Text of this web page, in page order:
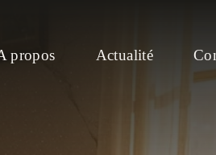
propos Actualité